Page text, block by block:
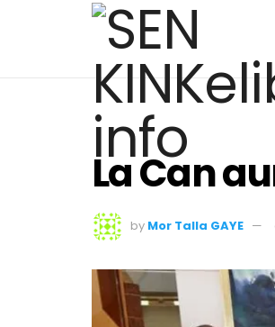
La Can
by Mor Talla GAYE